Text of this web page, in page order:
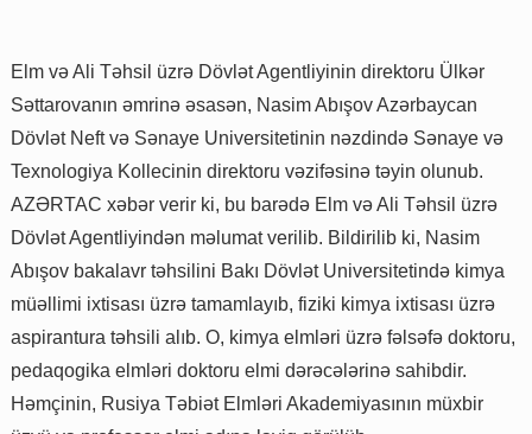
Elm və Ali Təhsil üzrə Dövlət Agentliyinin direktoru Ülkər
Səttarovanın əmrinə əsasən, Nasim Abışov Azərbaycan
Dövlət Neft və Sənaye Universitetinin nəzdində Sənaye və
Texnologiya Kollecinin direktoru vəzifəsinə təyin olunub.
AZƏRTAC xəbər verir ki, bu barədə Elm və Ali Təhsil üzrə
Dövlət Agentliyindən məlumat verilib. Bildirilib ki, Nasim
Abışov bakalavr təhsilini Bakı Dövlət Universitetində kimya
müəllimi ixtisası üzrə tamamlayıb, fiziki kimya ixtisası üzrə
aspirantura təhsili alıb. O, kimya elmləri üzrə fəlsəfə doktoru,
pedaqogika elmləri doktoru elmi dərəcələrinə sahibdir.
Həmçinin, Rusiya Təbiət Elmləri Akademiyasının müxbir